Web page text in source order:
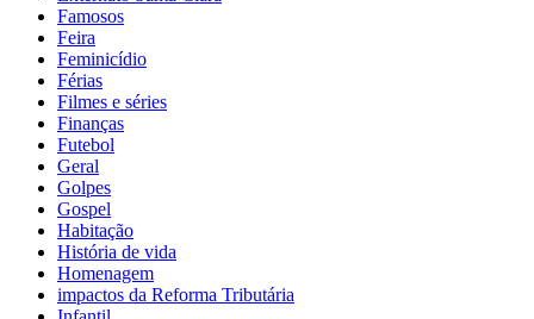
Famosos
Feira
Feminicídio
Férias
Filmes e séries
Finanças
Futebol
Geral
Golpes
Gospel
Habitação
História de vida
Homenagem
impactos da Reforma Tributária